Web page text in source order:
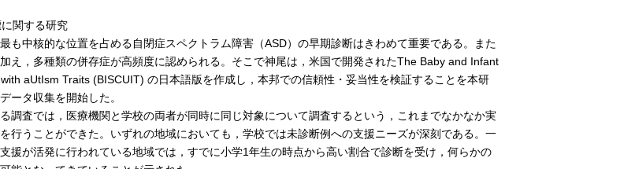
関する研究
も中核的な位置を占める自閉症スペクトラム障害（ASD）の早期診断はきわめて重要である。また
え，多種類の併存症が高頻度に認められる。そこで神尾は，米国で開発されたThe Baby and Infant
aUtIsm Traits (BISCUIT) の日本語版を作成し，本邦での信頼性・妥当性を検証することを本研
ータ収集を開始した。
調査では，医療機関と学校の両者が同時に同じ対象について調査するという，これまでなかなか実
行うことができた。いずれの地域においても，学校では未診断例への支援ニーズが深刻である。一
援が活発に行われている地域では，すでに小学1年生の時点から高い割合で診断を受け，何らかの